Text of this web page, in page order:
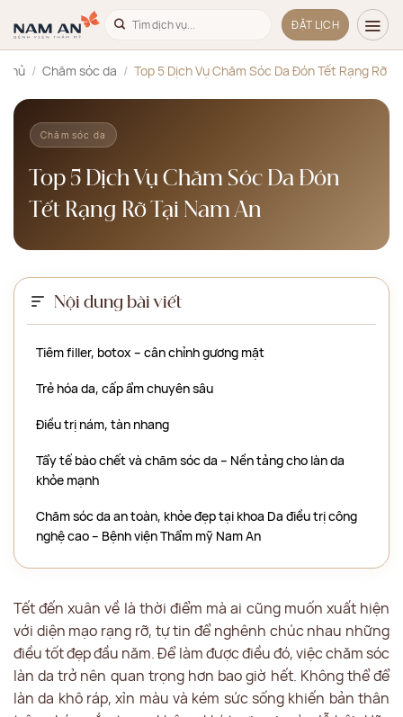
qua
nội
dung
ĐẶT LỊCH
chủ / Chăm sóc da / Top 5 Dịch Vụ Chăm Sóc Da Đón Tết Rạng Rỡ
Chăm sóc da
Top 5 Dịch Vụ Chăm Sóc Da Đón
Tết Rạng Rỡ Tại Nam An
Nội dung bài viết
Tiêm filler, botox – cân chỉnh gương mặt
Trẻ hóa da, cấp ẩm chuyên sâu
Điều trị nám, tàn nhang
Tẩy tế bào chết và chăm sóc da – Nền tảng cho làn da
khỏe mạnh
Chăm sóc da an toàn, khỏe đẹp tại khoa Da điều trị công
nghệ cao – Bệnh viện Thẩm mỹ Nam An
Tết đến xuân về là thời điểm mà ai cũng muốn xuất hiện
với diện mạo rạng rỡ, tự tin để nghênh chúc nhau những
điều tốt đẹp đầu năm. Để làm được điều đó, việc chăm sóc
làn da trở nên quan trọng hơn bao giờ hết. Không thể để
làn da khô ráp, xỉn màu và kém sức sống khiến bản thân